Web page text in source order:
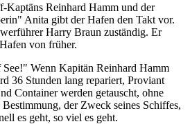
Kaptäns Reinhard Hamm und der
Anita gibt der Hafen den Takt vor.
Harry Braun zuständig. Er
von früher.
Wenn Kapitän Reinhard Hamm
36 Stunden lang repariert, Proviant
Container werden getauscht, ohne
der Zweck seines Schiffes,
es geht, so viel es geht.